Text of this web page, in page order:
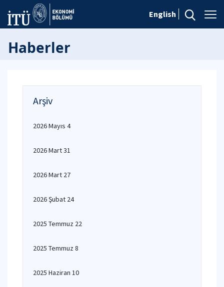
English
Haberler
Arşiv
2026 Mayıs 4
2026 Mart 31
2026 Mart 27
2026 Şubat 24
2025 Temmuz 22
2025 Temmuz 8
2025 Haziran 10